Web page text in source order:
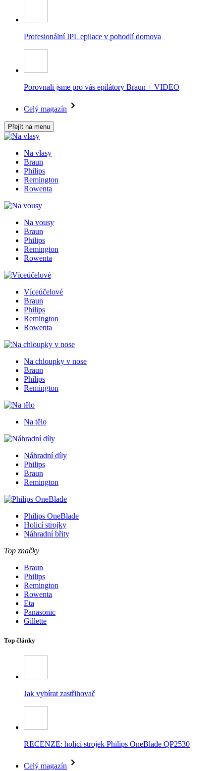
Profesionální IPL epilace v pohodlí domova
Porovnali jsme pro vás epilátory Braun + VIDEO
Celý magazín
Přejít na menu
Na vlasy
Braun
Philips
Remington
Rowenta
Na vousy
Braun
Philips
Remington
Rowenta
Víceúčelové
Braun
Philips
Remington
Rowenta
Na chloupky v nose
Braun
Philips
Remington
Na tělo
Náhradní díly
Philips
Braun
Remington
Philips OneBlade
Holicí strojky
Náhradní břity
Top značky
Braun
Philips
Remington
Rowenta
Eta
Panasonic
Gillette
Top články
Jak vybírat zastřihovač
RECENZE: holicí strojek Philips OneBlade QP2530
Celý magazín